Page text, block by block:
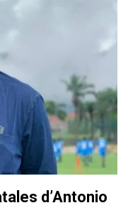
d’Antonio